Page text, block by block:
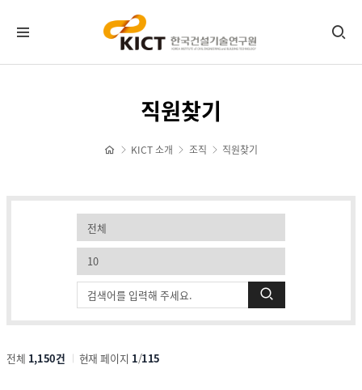
임무 및 기능
연혁
조직
직원찾기
직원찾기
KICT 소개 조직 직원찾기
갯
전체 1,150건 현재 페이지 1/115